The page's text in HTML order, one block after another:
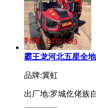
霸王龙河北五星全
品牌:冀虹
出厂地:罗城仡佬族